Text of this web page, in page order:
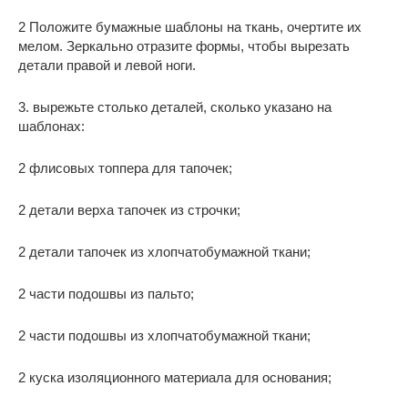
2 Положите бумажные шаблоны на ткань, очертите их
мелом. Зеркально отразите формы, чтобы вырезать
детали правой и левой ноги.
3. вырежьте столько деталей, сколько указано на
шаблонах:
2 флисовых топпера для тапочек;
2 детали верха тапочек из строчки;
2 детали тапочек из хлопчатобумажной ткани;
2 части подошвы из пальто;
2 части подошвы из хлопчатобумажной ткани;
2 куска изоляционного материала для основания;